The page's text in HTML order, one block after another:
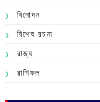
বিনোদন
বিশেষ রচনা
রাজ্য
রাশিফল